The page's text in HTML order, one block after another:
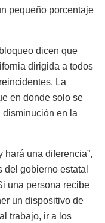
pequeño porcentaje
dicen que
dirigida a todos
La
en donde solo se
en la
hará una diferencia”,
gobierno estatal
una persona recibe
un dispositivo de
trabajo, ir a los